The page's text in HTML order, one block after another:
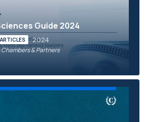
Guide 2024
2024
& Partners